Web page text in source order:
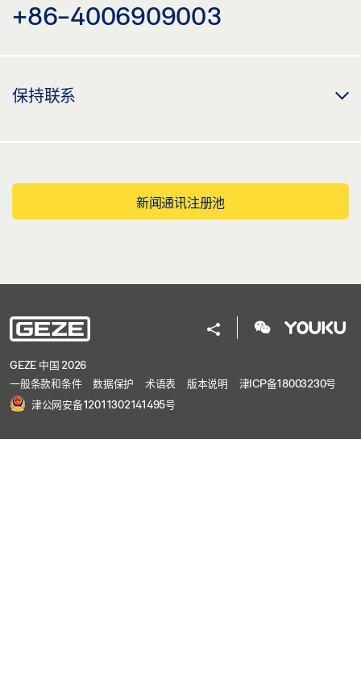
+86-4006909003
保持联系
新闻通讯注册池
GEZE 中国 2026
一般条款和条件
数据保护 术语表 版本说明
津ICP备18003230号
津公网安备12011302141495号